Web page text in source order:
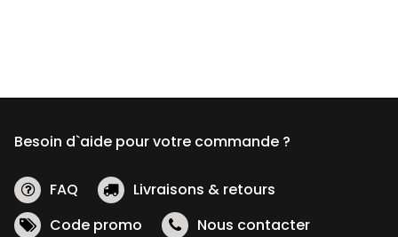
Besoin d`aide pour votre commande ?
FAQ
Livraisons & retours
Code promo
Nous contacter